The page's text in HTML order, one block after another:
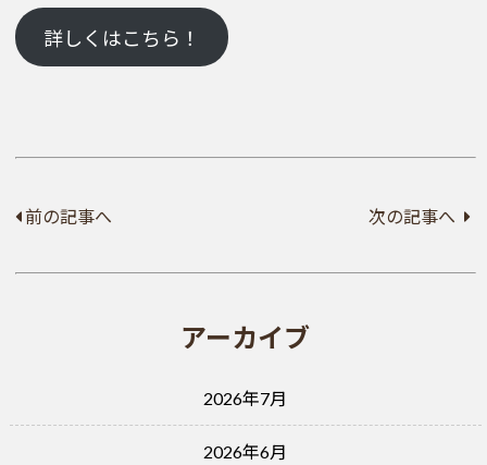
詳しくはこちら！
前の記事へ 次の記事へ
アーカイブ
2026年7月
2026年6月